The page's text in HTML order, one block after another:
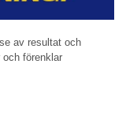
av resultat och
förenklar